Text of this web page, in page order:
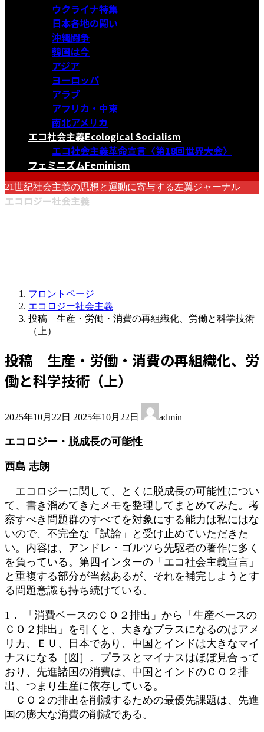
ウクライナ特集
日本各地の闘い
沖縄闘争
韓国は今
アジア
ヨーロッパ
アラブ
アフリカ・中東
南北アメリカ
エコ社会主義Ecological Socialism
エコ社会主義革命宣言〈第18回世界大会〉
フェミニズムFeminism
21世紀社会主義の思想と運動に寄与する左翼ジャーナル
エコロジー社会主義
フロントページ
エコロジー社会主義
投稿 生産・労働・消費の再組織化、労働と科学技術
（上）
投稿 生産・労働・消費の再組織化、労
働と科学技術（上）
2025年10月22日 終
新
2025年10月22日 admin
エコロジー・脱成長の可能性
西島 志朗
エコロジーに関して、とくに脱成長の可能性につい
て、書き溜めてきたメモを整理してまとめてみた。考
察すべき問題群のすべてを対象にする能力は私にはな
いので、不完全な「試論」と受け止めていただきた
い。内容は、アンドレ・ゴルツら先駆者の著作に多く
を負っている。第四インターの「エコ社会主義宣言」
と重複する部分が当然あるが、それを補完しようとす
る問題意識も持ち続けている。
1． 「消費ベースのＣＯ２排出」から「生産ベースの
ＣＯ２排出」を引くと、大きなプラスになるのはアメ
リカ、ＥＵ、日本であり、中国とインドは大きなマイ
ナスになる［図］。プラスとマイナスはほぼ見合って
おり、先進諸国の消費は、中国とインドのＣＯ２排
出、つまり生産に依存している。
ＣＯ２の排出を削減するための最優先課題は、先進
国の膨大な消費の削減である。